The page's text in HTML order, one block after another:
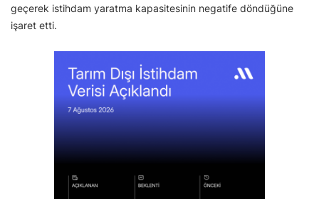
geçerek istihdam yaratma kapasitesinin negatife döndüğüne
işaret etti.